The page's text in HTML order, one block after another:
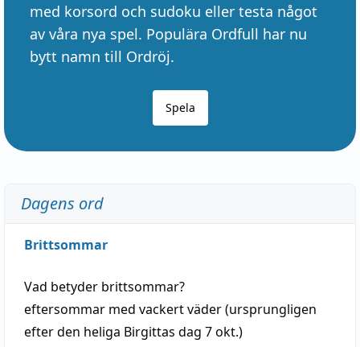
med korsord och sudoku eller testa något
av våra nya spel. Populära Ordfull har nu
bytt namn till Ordröj.
Spela
Dagens ord
Brittsommar
Vad betyder brittsommar?
eftersommar med vackertväder(ursprungligen
efter den heliga Birgittas dag 7 okt.)